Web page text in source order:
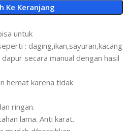
Ke Keranjang
untuk
: daging,ikan,sayuran,kacang
secara manual dengan hasil
hemat karena tidak
ringan.
lama. Anti karat.